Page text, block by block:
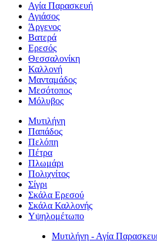
Αγία Παρασκευή
Αγιάσος
Άργενος
Βατερά
Ερεσός
Θεσσαλονίκη
Καλλονή
Μανταμάδος
Μεσότοπος
Μόλυβος
Μυτιλήνη
Παπάδος
Πελόπη
Πέτρα
Πλωμάρι
Πολιχνίτος
Σίγρι
Σκάλα Ερεσού
Σκάλα Καλλονής
Υψηλομέτωπο
Μυτιλήνη - Αγία